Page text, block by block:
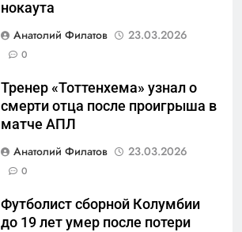
нокаута
Анатолий Филатов
23.03.2026
0
Тренер «Тоттенхема» узнал о
смерти отца после проигрыша в
матче АПЛ
Анатолий Филатов
23.03.2026
0
Футболист сборной Колумбии
до 19 лет умер после потери
«500-тонный беспилотник»
или очередная показуха? Что
САНКТ-ПЕТЕРБУРГ И ОБЛАСТЬ
провалов и уязвимости
региона